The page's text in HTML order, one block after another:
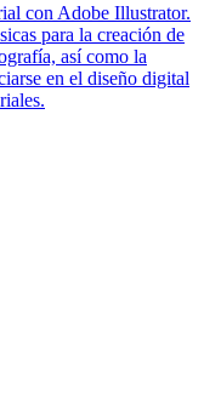
con Adobe Illustrator.
para la creación de
así como la
en el diseño digital